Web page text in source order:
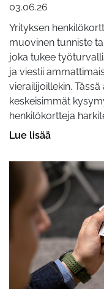
03.06.26
Yrityksen
muovinen tunniste
joka tukee
ja viestii
vierailijoillekin.
keskeisimmät
henkilökortteja
Lue lisää